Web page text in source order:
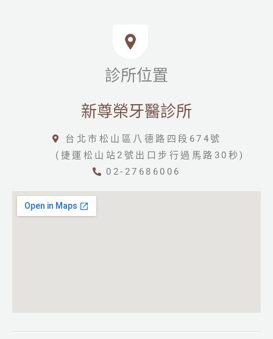
診所位置
新尊榮牙醫診所
台北市松山區八德路四段674號
(捷運松山站2號出口步行過馬路30秒)
02-27686006